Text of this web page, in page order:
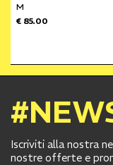
M
€ 85.00
Iscriviti alla nostra
nostre offerte e